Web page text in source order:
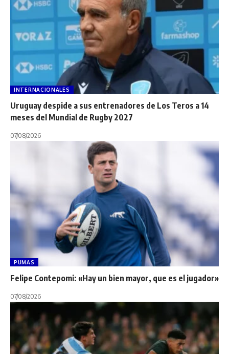
INTERNACIONALES
Uruguay despide a sus entrenadores de Los Teros a 14
meses del Mundial de Rugby 2027
07/08/2026
PUMAS
Felipe Contepomi: «Hay un bien mayor, que es el jugador»
07/08/2026